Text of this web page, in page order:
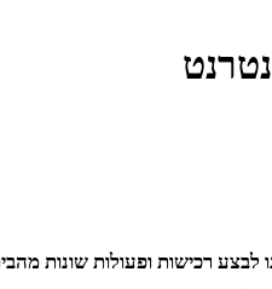
רכישות ופעולות שונות